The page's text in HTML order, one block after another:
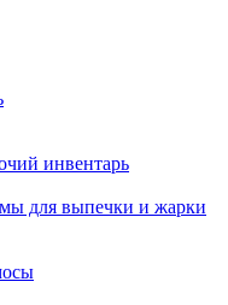
инвентарь
для выпечки и жарки